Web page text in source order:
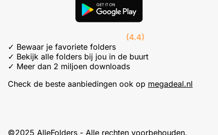
(4.4)
✓ Bewaar je favoriete folders
✓ Bekijk alle folders bij jou in de buurt
✓ Meer dan 2 miljoen downloads
Check de beste aanbiedingen ook op megadeal.nl
©2025 AlleFolders - Alle rechten voorbehouden.